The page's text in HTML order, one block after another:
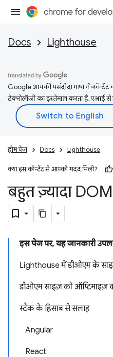
Docs Lighthouse
Google आपकी पसंदीदा भाषा में
टेक्नोलॉजी का इस्तेमाल करता है. एआई से
होम पेज Docs Lighthouse
क्या इस कॉन्टेंट से आपको मदद मिली?
बहुत ज़्यादा
इस पेज पर, यह जानकारी
Lighthouse में डीओएम के
डीओएम साइज़ को ऑप्टिमाइज़
स्टैक के हिसाब से सलाह
Angular
React